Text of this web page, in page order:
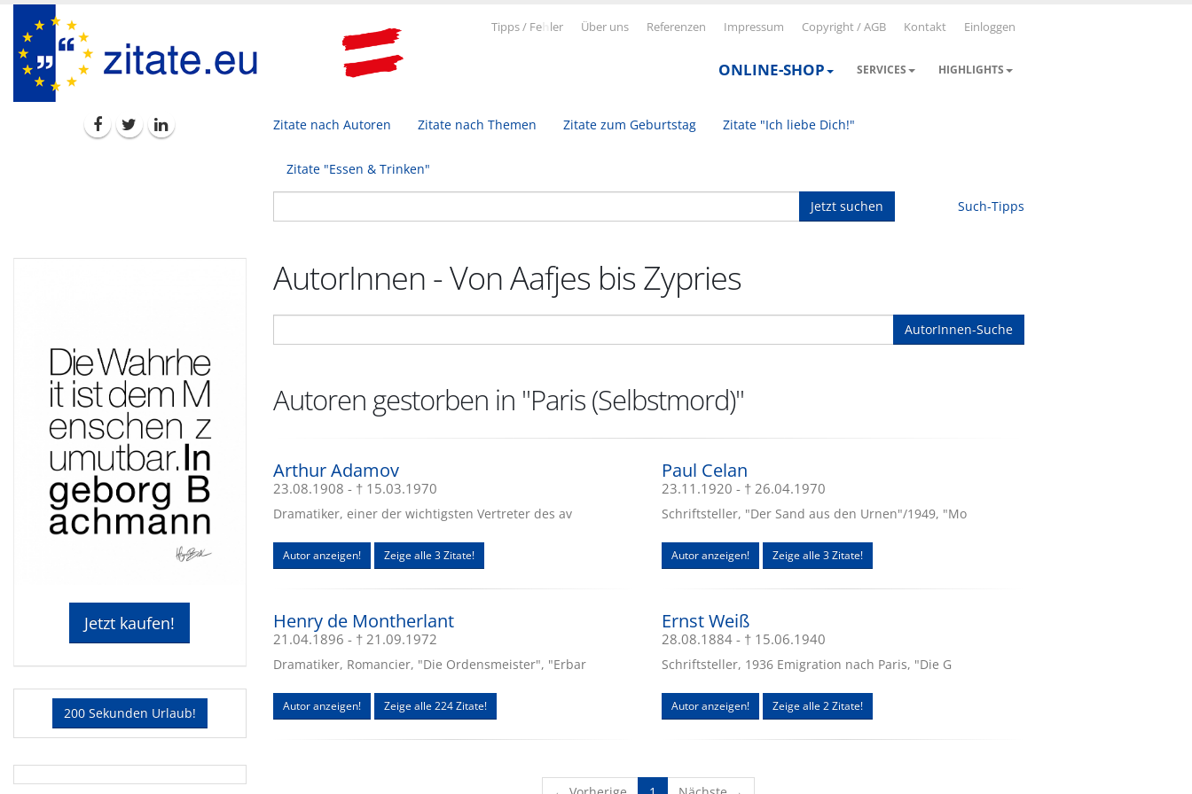
Tipps / Fe ler Über uns Referenzen Impressum Copyright / AGB Kontakt Einloggen
ONLINE-SHOP SERVICES HIGHLIGHTS
Zitate nach Autoren Zitate nach Themen Zitate zum Geburtstag Zitate "Ich liebe Dich!"
Zitate "Essen & Trinken"
Jetzt suchen Such-Tipps
Jetzt kaufen!
200 Sekunden Urlaub!
AutorInnen - Von Aafjes bis Zypries
AutorInnen-Suche
Autoren gestorben in "Paris (Selbstmord)"
Arthur Adamov
23.08.1908 - † 15.03.1970
Dramatiker, einer der wichtigsten Vertreter des av
Autor anzeigen! Zeige alle 3 Zitate!
Paul Celan
23.11.1920 - † 26.04.1970
Schriftsteller, "Der Sand aus den Urnen"/1949, "Mo
Autor anzeigen! Zeige alle 3 Zitate!
Henry de Montherlant
21.04.1896 - † 21.09.1972
Dramatiker, Romancier, "Die Ordensmeister", "Erbar
Autor anzeigen! Zeige alle 224 Zitate!
Ernst Weiß
28.08.1884 - † 15.06.1940
Schriftsteller, 1936 Emigration nach Paris, "Die G
Autor anzeigen! Zeige alle 2 Zitate!